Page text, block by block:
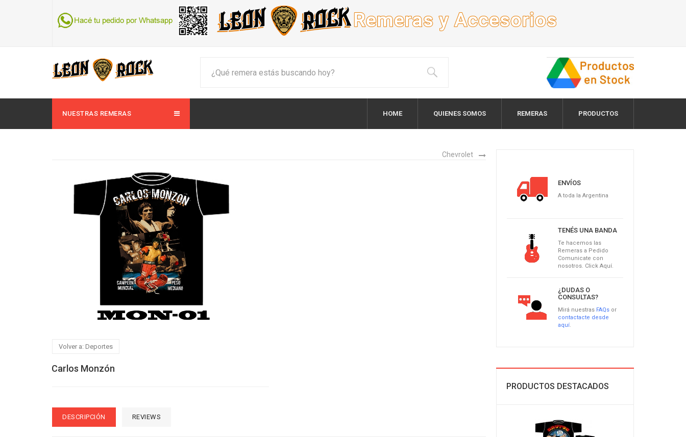
NUESTRAS REMERAS HOME QUIENES SOMOS REMERAS PRODUCTOS
Chevrolet
Volver a: Deportes
Carlos Monzón
DESCRIPCIÓN REVIEWS
ENVÍOS
A toda la Argentina
TENÉS UNA BANDA
Te hacemos las
Remeras a Pedido
Comunicate con
nosotros. Click Aquí.
¿DUDAS O
CONSULTAS?
Mirá nuestras FAQs or
contactacte desde
aquí
PRODUCTOS DESTACADOS